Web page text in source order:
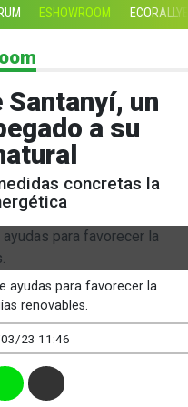
ESHOWROOM
un
a su
concretas la
ayudas para favorecer la
renovables.
23 11:46